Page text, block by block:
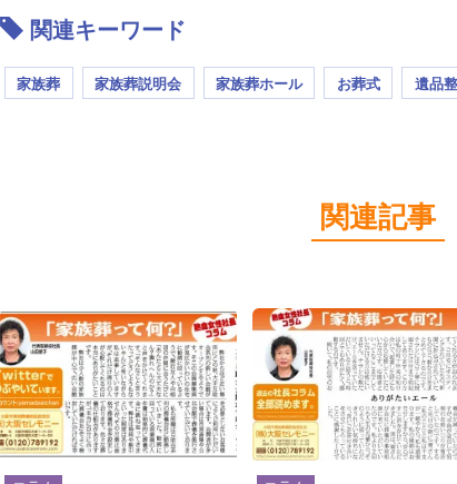
関連キーワード
家族葬 家族葬説明会 家族葬ホール お葬式 遺品
関連記事